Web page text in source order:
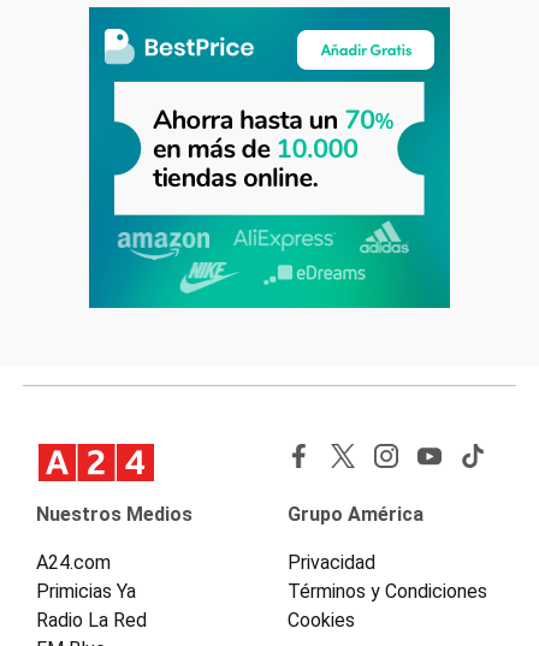
Nuestros Medios
A24.com
Primicias Ya
Radio La Red
Grupo América
Privacidad
Términos y Condiciones
Cookies